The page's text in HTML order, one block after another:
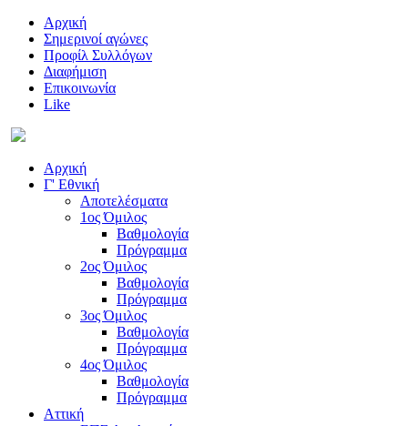
Αρχική
Σημερινοί αγώνες
Προφίλ Συλλόγων
Διαφήμιση
Επικοινωνία
Like
Αρχική
Γ' Εθνική
Αποτελέσματα
1ος Όμιλος
Βαθμολογία
Πρόγραμμα
2ος Όμιλος
Βαθμολογία
Πρόγραμμα
3ος Όμιλος
Βαθμολογία
Πρόγραμμα
4ος Όμιλος
Βαθμολογία
Πρόγραμμα
Αττική